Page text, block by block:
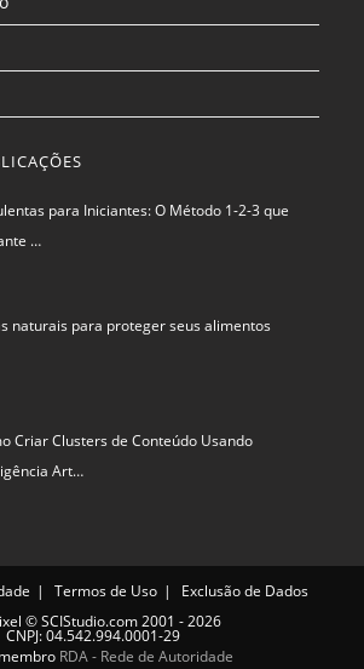
para Iniciantes: O Método 1-2-3 que
…
naturais para proteger seus alimentos
Criar Clusters de Conteúdo Usando
Art…
Termos de Uso
Exclusão de Dados
©SCIStudio.com2001 - 2026
CNPJ: 04.542.994.0001-29
RDA - Rede de Autoridade